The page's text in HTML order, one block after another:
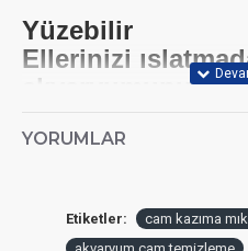
Yüzebilir
Ellerinizi
temizleyicisi! İç ve
döner, böylece
yeniden
YORUMLAR
Etiketler: cam kazıma